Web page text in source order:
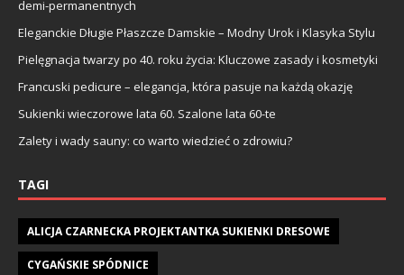
demi-permanentnych
Eleganckie Długie Płaszcze Damskie – Modny Urok i Klasyka Stylu
Pielęgnacja twarzy po 40. roku życia: Kluczowe zasady i kosmetyki
Francuski pedicure – elegancja, która pasuje na każdą okazję
Sukienki wieczorowe lata 60. Szalone lata 60-te
Zalety i wady sauny: co warto wiedzieć o zdrowiu?
TAGI
ALICJA CZARNECKA PROJEKTANTKA SUKIENKI DRESOWE
CYGAŃSKIE SPÓDNICE